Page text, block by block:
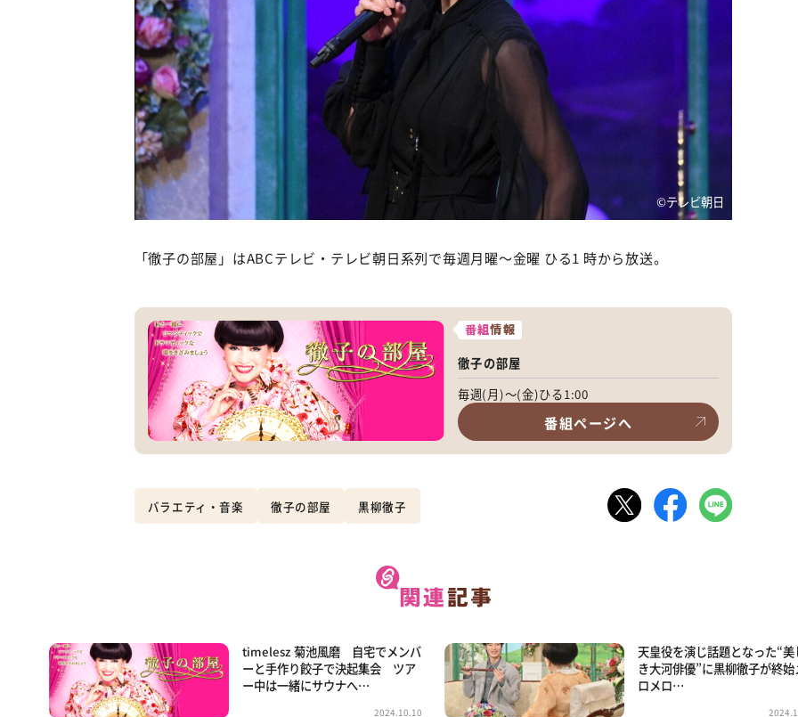
©テレビ朝日
「徹子の部屋」はABCテレビ・テレビ朝日系列で毎週月曜～金曜 ひる1 時から放送。
番組情報
徹子の部屋
毎週(月)～(金)ひる1:00
番組ページへ
バラエティ・音楽 徹子の部屋 黒柳徹子
timelesz 菊池風磨 自宅でメンバ
ーと手作り餃子で決起集会 ツア
ー中は一緒にサウナへ…
2024.10.10
天皇役を演じ話題となった“美
き大河俳優”に黒柳徹子が終始
ロメロ…